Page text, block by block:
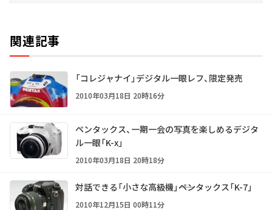
関連記事
「コレジャナイ」デジタル一眼レフ、限定発売
2010年03月18日 20時16分
ペンタックス、一期一会の写真を楽しめるデジタ
ル一眼「K-x」
2010年03月18日 20時18分
対話できる「小さな高級機」――ペンタックス「K-7」
2010年12月15日 00時11分